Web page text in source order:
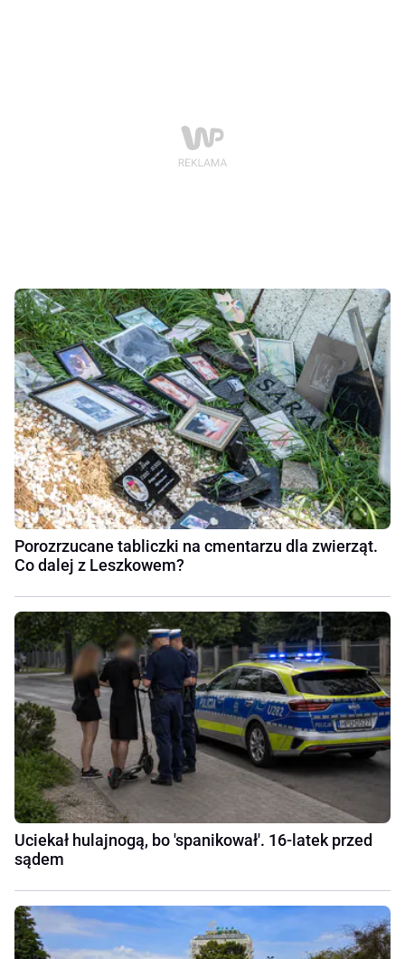
Porozrzucane tabliczki na cmentarzu dla zwierząt.
Co dalej z Leszkowem?
Uciekał hulajnogą, bo 'spanikował'. 16-latek przed
sądem